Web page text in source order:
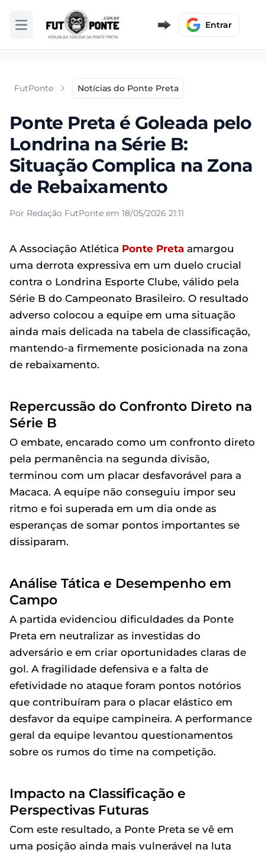
Abrir menu Entrar
FutPonte Notícias do Ponte Preta
Ponte Preta é Goleada pelo
Londrina na Série B:
Situação Complica na Zona
de Rebaixamento
Por Redação FutPonte em 18/05/2026 21:11
A Associação Atlética Ponte Preta amargou
uma derrota expressiva em um duelo crucial
contra o Londrina Esporte Clube, válido pela
Série B do Campeonato Brasileiro. O resultado
adverso colocou a equipe em uma situação
ainda mais delicada na tabela de classificação,
mantendo-a firmemente posicionada na zona
de rebaixamento.
Repercussão do Confronto Direto na
Série B
O embate, encarado como um confronto direto
pela permanência na segunda divisão,
terminou com um placar desfavorável para a
Macaca. A equipe não conseguiu impor seu
ritmo e foi superada em um dia onde as
esperanças de somar pontos importantes se
dissiparam.
Análise Tática e Desempenho em
Campo
A partida evidenciou dificuldades da Ponte
Preta em neutralizar as investidas do
adversário e em criar oportunidades claras de
gol. A fragilidade defensiva e a falta de
efetividade no ataque foram pontos notórios
que contribuíram para o placar elástico em
desfavor da equipe campineira. A performance
geral da equipe levantou questionamentos
sobre os rumos do time na competição.
Impacto na Classificação e
Perspectivas Futuras
Com este resultado, a Ponte Preta se vê em
uma posição ainda mais vulnerável na luta